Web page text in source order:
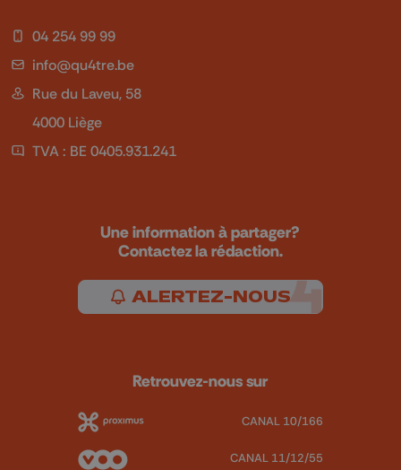
04 254 99 99
info@qu4tre.be
Rue du Laveu, 58
4000 Liège
TVA : BE 0405.931.241
Une information à partager?
Contactez la rédaction.
ALERTEZ-NOUS
Retrouvez-nous sur
CANAL 10/166
CANAL 11/12/55